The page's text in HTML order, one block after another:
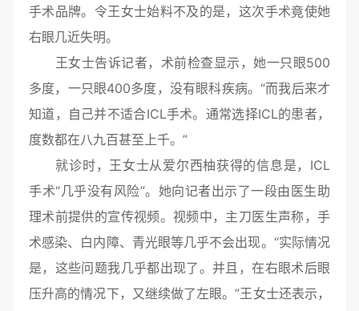
手术品牌。令王女士始料不及的是，这次手术竟使她
右眼几近失明。
王女士告诉记者，术前检查显示，她一只眼500
多度，一只眼400多度，没有眼科疾病。“而我后来才
知道，自己并不适合ICL手术。通常选择ICL的患者，
度数都在八九百甚至上千。”
就诊时，王女士从爱尔西柚获得的信息是，ICL
手术“几乎没有风险”。她向记者出示了一段由医生助
理术前提供的宣传视频。视频中，主刀医生声称，手
术感染、白内障、青光眼等几乎不会出现。“实际情况
是，这些问题我几乎都出现了。并且，在右眼术后眼
压升高的情况下，又继续做了左眼。”王女士还表示，